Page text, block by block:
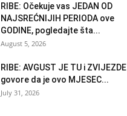
RIBE: Očekuje vas JEDAN OD
NAJSREĆNIJIH PERIODA ove
GODINE, pogledajte šta...
August 5, 2026
RIBE: AVGUST JE TU i ZVIJEZDE
govore da je ovo MJESEC...
July 31, 2026